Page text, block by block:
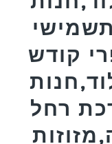
קודש
רחל